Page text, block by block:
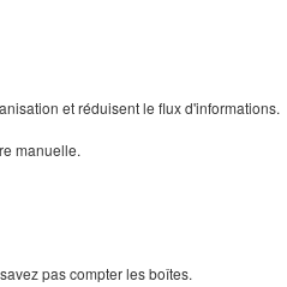
et réduisent le flux d'informations.
manuelle.
pas compter les boîtes.